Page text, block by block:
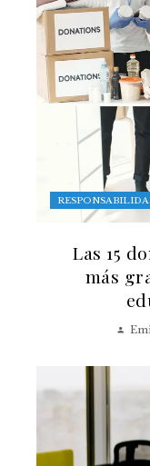
Las 15
más